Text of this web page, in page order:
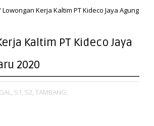
Lowongan Kerja Kaltim PT Kideco Jaya Agung
Kaltim PT Kideco Jaya
2020
S1, S2, TAMBANG,